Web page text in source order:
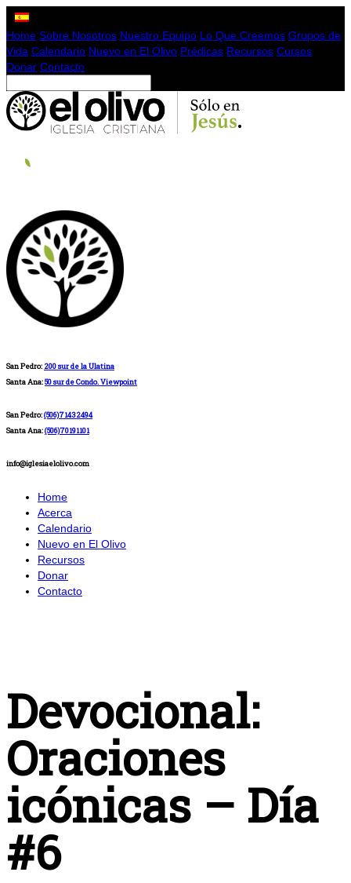
Home Sobre Nosotros Nuestro Equipo Lo Que Creemos Grupos de
Vida Calendario Nuevo en El Olivo Prédicas Recursos Cursos
Donar Contacto
San Pedro: 200 sur de la Ulatina
Santa Ana:50 sur de Condo. Viewpoint
San Pedro:(506)71432494
Santa Ana:(506)70191101
info@iglesiaelolivo.com
Home
Acerca
Calendario
Nuevo en El Olivo
Recursos
Donar
Contacto
Devocional:
Oraciones
icónicas – Día
#6